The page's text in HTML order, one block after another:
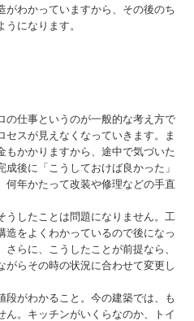
がわかっていますから、その後のち
になります。
の仕事というのが一般的な考え方で
スが見えなくなっていきます。ま
もかかりますから、途中で気づいた
後に「こうしておけば良かった」
何年かたって改装や修理などの手直
うしたことは問題になりません。工
造をよくわかっているので後になっ
らに、こうしたことが前提なら、
がらその時の状況に合わせて変更し
段がわかること。今の建築では、も
ん。キッチンがいくらなのか、トイ